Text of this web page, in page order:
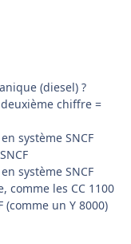
(diesel) ?
chiffre =
système SNCF
système SNCF
comme les CC 1100
(comme un Y 8000)